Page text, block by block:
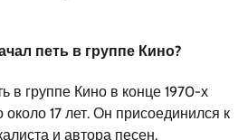
петь в группе Кино?
в группе Кино в конце 1970-х
около 17 лет. Он присоединился к
и автора песен.